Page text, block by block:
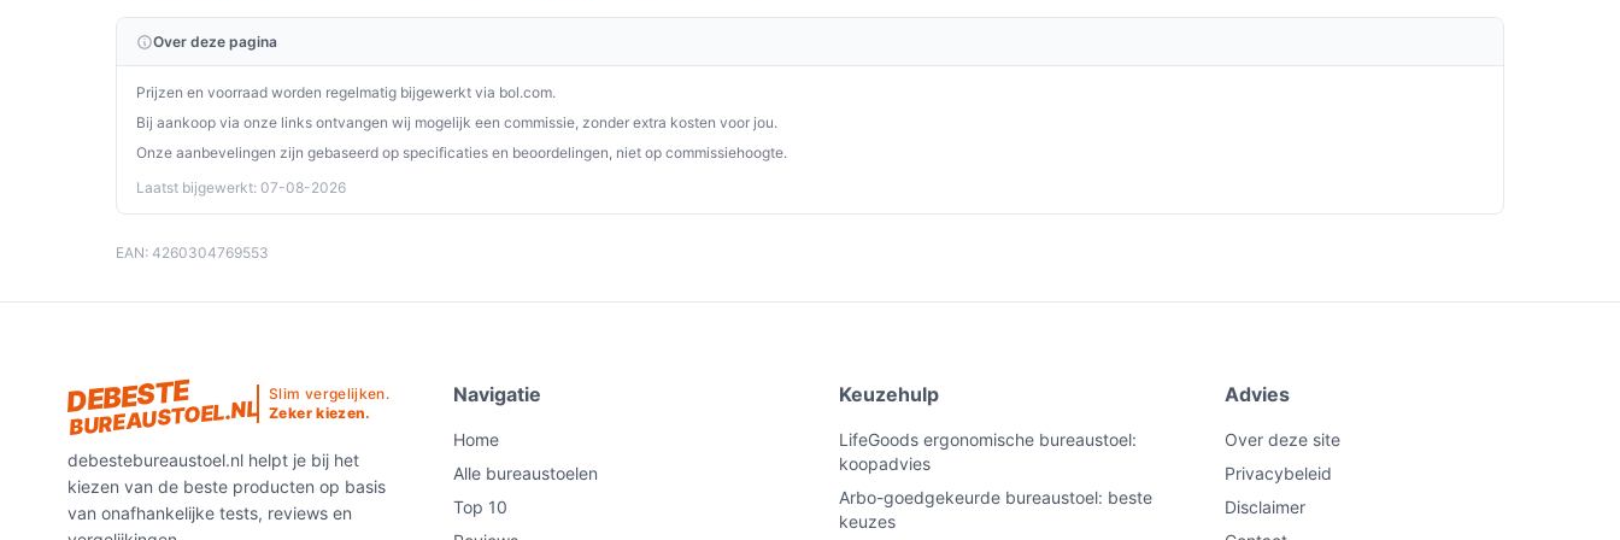
perfect past bij jouw behoeften!
Over deze pagina
Prijzen en voorraad worden regelmatig bijgewerkt via bol.com.
Bij aankoop via onze links ontvangen wij mogelijk een commissie, zonder extra kosten voor jou.
Onze aanbevelingen zijn gebaseerd op specificaties en beoordelingen, niet op commissiehoogte.
Laatst bijgewerkt: 07-08-2026
EAN: 4260304769553
DEBESTE
BUREAUSTOEL.NL
Slim vergelijken.
Zeker kiezen.
debestebureaustoel.nl helpt je bij het
kiezen van de beste producten op basis
van onafhankelijke tests, reviews en
Navigatie
Home
Alle bureaustoelen
Top 10
Keuzehulp
LifeGoods ergonomische bureaustoel:
koopadvies
Arbo-goedgekeurde bureaustoel: beste
keuzes
Advies
Over deze site
Privacybeleid
Disclaimer